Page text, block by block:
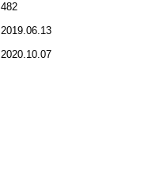
482
2019.06.13
2020.10.07